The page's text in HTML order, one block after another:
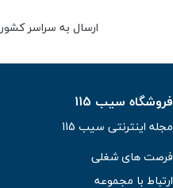
ارسال به سراسر کشور
فروشگاه سیب 115
مجله اینترنتی سیب 115
فرصت های شغلی
ارتباط با مجموعه